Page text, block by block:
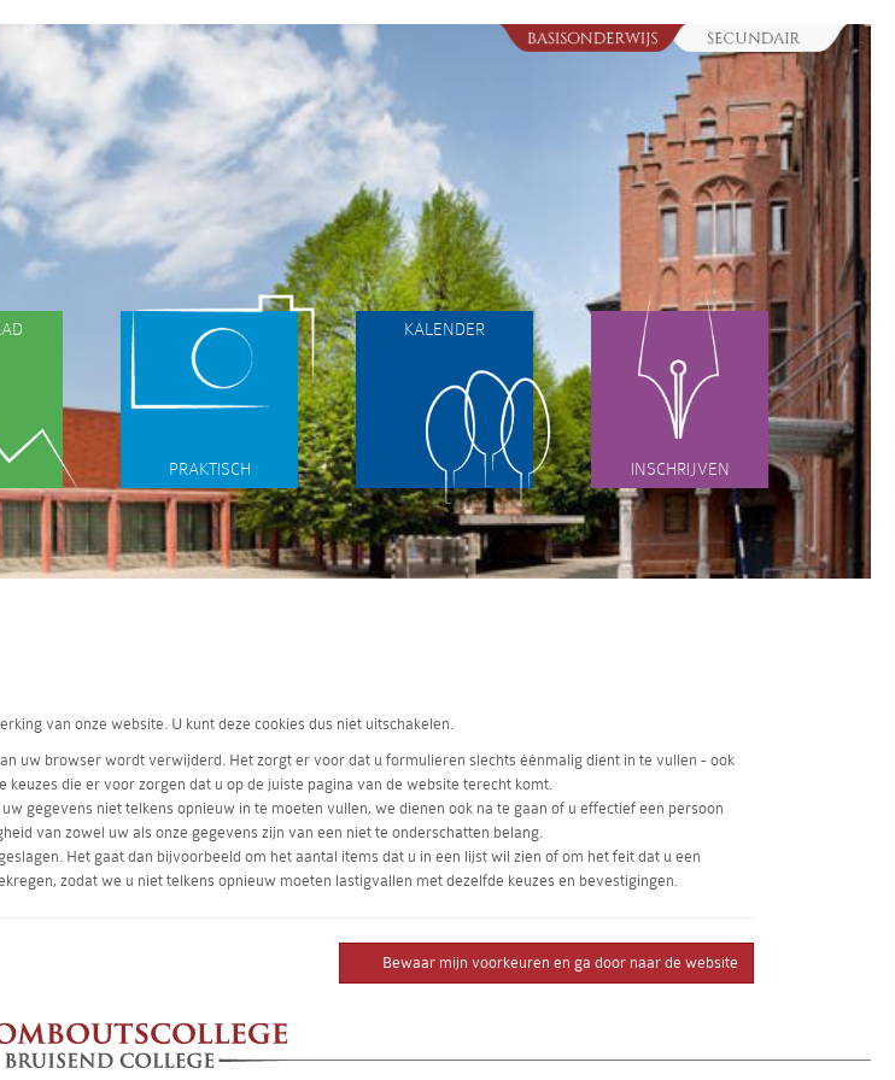
PRAKTISCH
KALENDER
INSCHRIJVEN
van onze website. U kunt deze cookies dus niet uitschakelen.
uw browser wordt verwijderd. Het zorgt er voor dat u formulieren slechts éénmalig dient in te vullen - ook
die er voor zorgen dat u op de juiste pagina van de website terecht komt.
gegevens niet telkens opnieuw in te moeten vullen, we dienen ook na te gaan of u effectief een persoon
van zowel uw als onze gegevens zijn van een niet te onderschatten belang.
Het gaat dan bijvoorbeeld om het aantal items dat u in een lijst wil zien of om het feit dat u een
zodat we u niet telkens opnieuw moeten lastigvallen met dezelfde keuzes en bevestigingen.
Bewaar mijn voorkeuren en ga door naar de website